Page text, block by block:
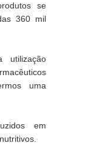
se
360 mil
utilização
uma
em